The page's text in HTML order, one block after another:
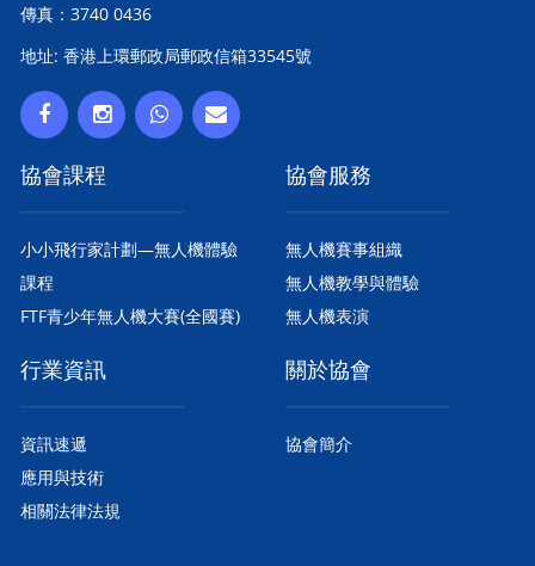
傳真：3740 0436
地址: 香港上環郵政局郵政信箱33545號
協會課程
小小飛行家計劃—無人機體驗
課程
FTF青少年無人機大賽(全國賽)
協會服務
無人機賽事組織
無人機教學與體驗
無人機表演
行業資訊
資訊速遞
應用與技術
相關法律法規
關於協會
協會簡介